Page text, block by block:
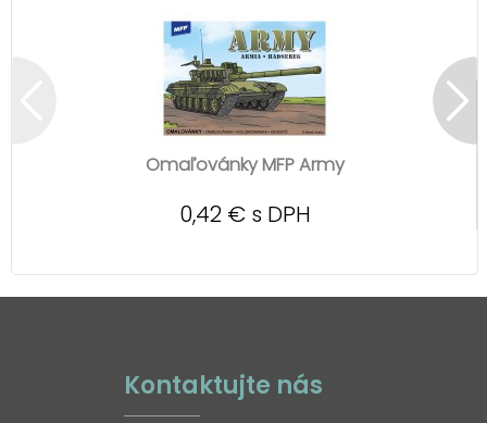
Omaľovánky MFP Army
0,42 € s DPH
Kontaktujte nás